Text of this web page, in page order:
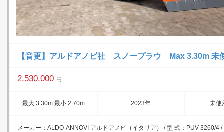
【音更】アルドアノビ社 スノープラウ Max 3.30m 未
2,530,000 円
最大 3.30m 最小 2.70m 2023年 未使
メーカー：ALDO-ANNOVI アルドアノビ（イタリア） / 型 式：PUV 3260/4